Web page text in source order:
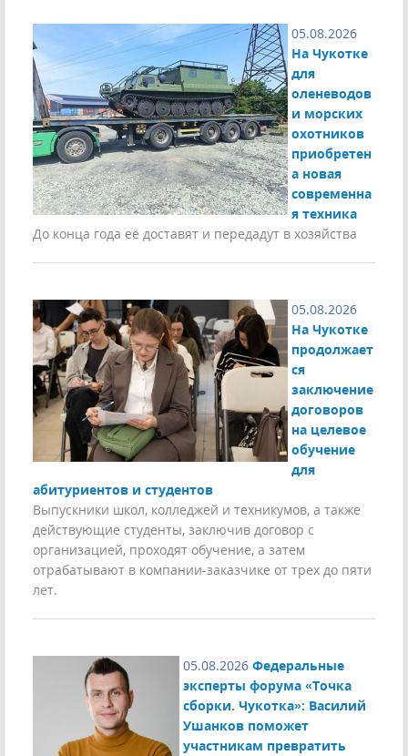
05.08.2026
На Чукотке
для
оленеводов
и морских
охотников
приобретен
а новая
современна
я техника
До конца года её доставят и передадут в хозяйства
05.08.2026
На Чукотке
продолжает
ся
заключение
договоров
на целевое
обучение
для
абитуриентов и студентов
Выпускники школ, колледжей и техникумов, а также
действующие студенты, заключив договор с
организацией, проходят обучение, а затем
отрабатывают в компании-заказчике от трех до пяти
лет.
05.08.2026 Федеральные
эксперты форума «Точка
сборки. Чукотка»: Василий
Ушанков поможет
участникам превратить